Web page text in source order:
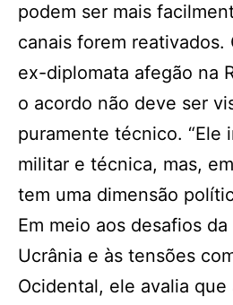
podem ser mais
canais forem reativados.
ex-diplomata afegão na
o acordo não deve ser
puramente técnico. “Ele
militar e técnica, mas,
tem uma dimensão
Em meio aos desafios
Ucrânia e às tensões
Ocidental, ele avalia que